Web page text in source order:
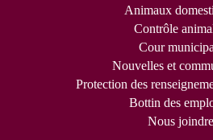
Animaux
Contrôle
Cour
Nouvelles et
Protection des
Bottin des
Nous joindre